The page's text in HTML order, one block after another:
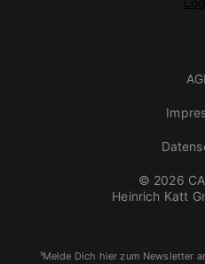
© 2026
Heinrich Katt
¹Melde Dich hier zum Newsletter